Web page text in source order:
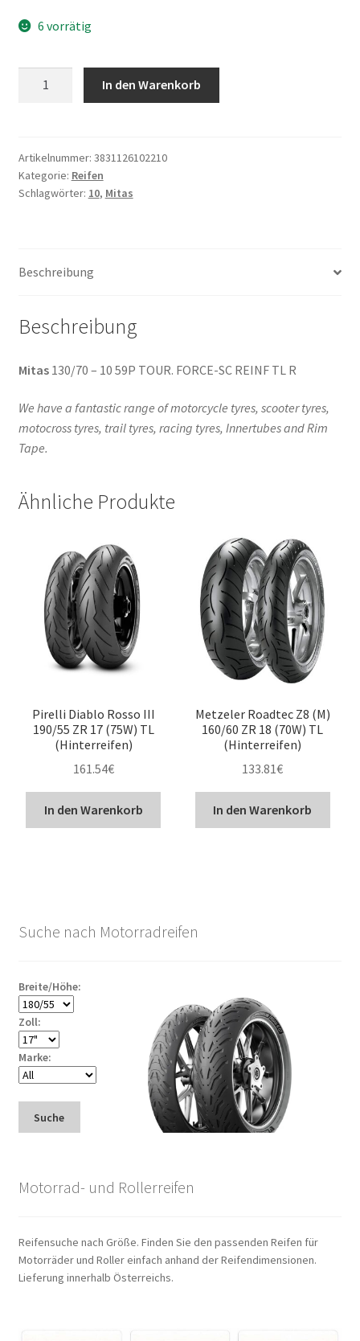
6 vorrätig
Rf.
130/70
-
(Hinterreifen)
In den Warenkorb
Artikelnummer: 3831126102210
Kategorie: Reifen
Schlagwörter: 10, Mitas
Beschreibung
Beschreibung
Mitas130/70 – 10 59P TOUR. FORCE-SC REINF TL R
We have a fantastic range of motorcycle tyres, scooter tyres,
motocross tyres, trail tyres, racing tyres, Innertubes and Rim
Tape.
Ähnliche Produkte
Pirelli Diablo Rosso III
190/55 ZR 17 (75W) TL
(Hinterreifen)
161.54€
In den Warenkorb
Metzeler Roadtec Z8 (M)
160/60 ZR 18 (70W) TL
(Hinterreifen)
133.81€
In den Warenkorb
Suche nach Motorradreifen
Breite/Höhe:
Zoll:
Marke:
Suche
Motorrad- und Rollerreifen
Reifensuche nach Größe. Finden Sie den passenden Reifen für
Motorräder und Roller einfach anhand der Reifendimensionen.
Lieferung innerhalb Österreichs.